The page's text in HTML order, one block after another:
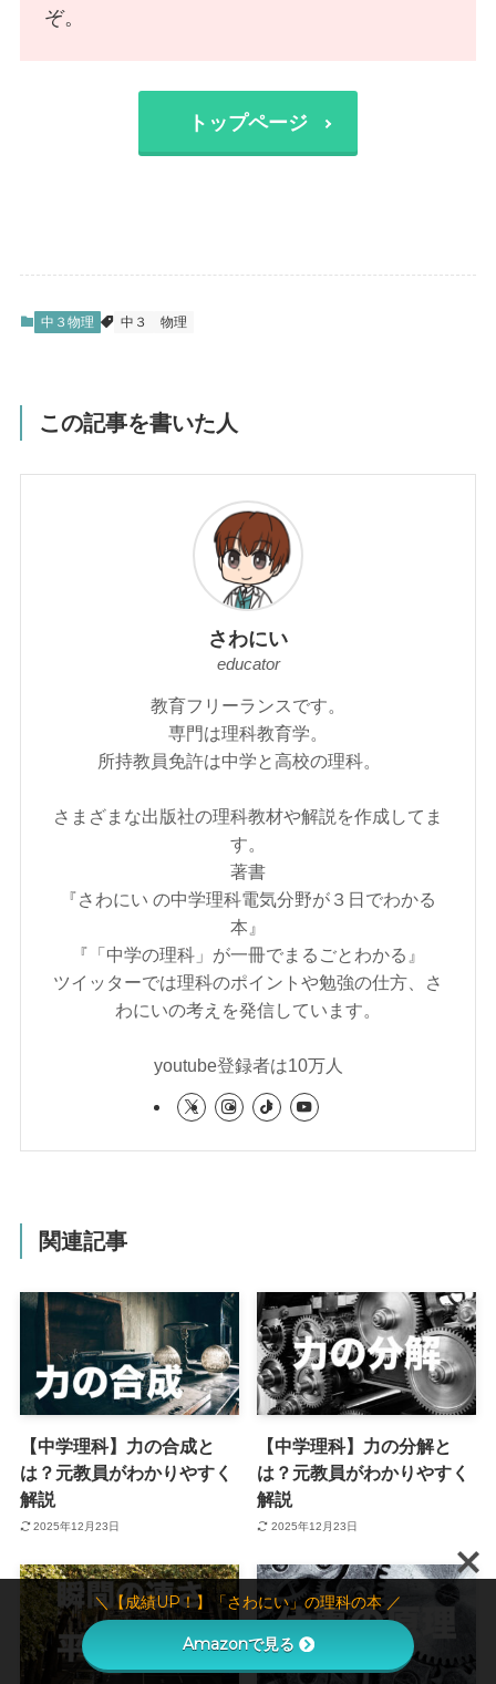
ぞ。
トップページ
中３物理 中３ 物理
この記事を書いた人
さわにい
educator
教育フリーランスです。
専門は理科教育学。
所持教員免許は中学と高校の理科。
さまざまな出版社の理科教材や解説を作成してま
す。
著書
『さわにい の中学理科電気分野が３日でわかる
本』
『「中学の理科」が一冊でまるごとわかる』
ツイッターでは理科のポイントや勉強の仕方、さ
わにいの考えを発信しています。
youtube登録者は10万人
関連記事
【中学理科】力の合成と
は？元教員がわかりやすく
解説
2025年12月23日
【中学理科】力の分解と
は？元教員がわかりやすく
解説
2025年12月23日
＼【成績UP！】「さわにい」の理科の本 ／
Amazonで見る